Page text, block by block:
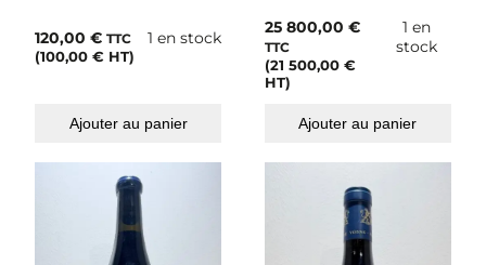
120,00€ TTC
(100,00€ HT)
1 en stock
Ajouter au panier
25 800,00 €
TTC
(21 500,00 €
HT)
1 en
stock
Ajouter au panier